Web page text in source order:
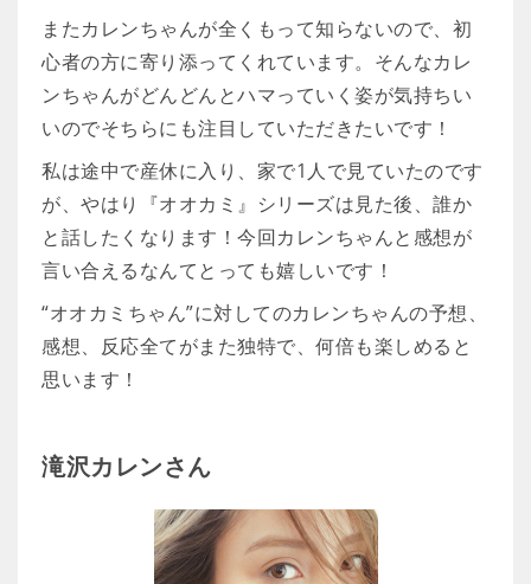
またカレンちゃんが全くもって知らないので、初
心者の方に寄り添ってくれています。そんなカレ
ンちゃんがどんどんとハマっていく姿が気持ちい
いのでそちらにも注目していただきたいです！
私は途中で産休に入り、家で1人で見ていたのです
が、やはり『オオカミ』シリーズは見た後、誰か
と話したくなります！今回カレンちゃんと感想が
言い合えるなんてとっても嬉しいです！
“オオカミちゃん”に対してのカレンちゃんの予想、
感想、反応全てがまた独特で、何倍も楽しめると
思います！
滝沢カレンさん